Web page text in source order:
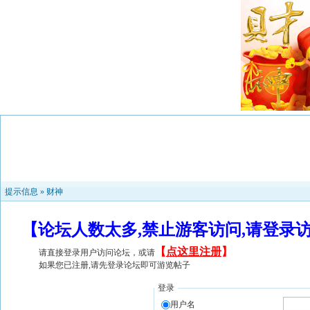
提示信息 » 财神
【论坛人数太多,禁止游客访问,请登
请直接登录用户访问论坛，或请 【 点这里注册】
如果您已注册,请先登录论坛即可游览帖子
登录
用户名